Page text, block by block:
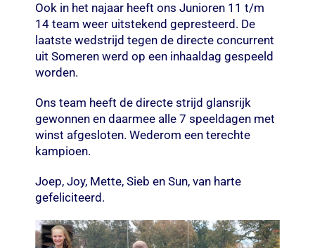
Ook in het najaar heeft ons Junioren 11 t/m
14 team weer uitstekend gepresteerd. De
laatste wedstrijd tegen de directe concurrent
uit Someren werd op een inhaaldag gespeeld
worden.
Ons team heeft de directe strijd glansrijk
gewonnen en daarmee alle 7 speeldagen met
winst afgesloten. Wederom een terechte
kampioen.
Joep, Joy, Mette, Sieb en Sun, van harte
gefeliciteerd.